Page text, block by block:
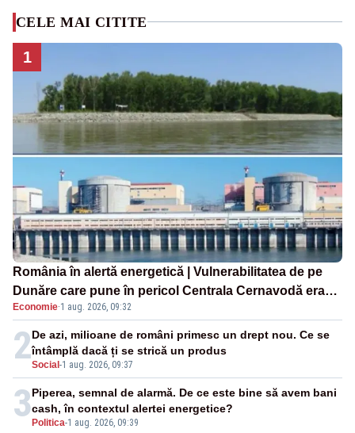
CELE MAI CITITE
1
România în alertă energetică | Vulnerabilitatea de pe
Dunăre care pune în pericol Centrala Cernavodă era
cunoscută de pe vremea lui Ceaușescu
Economie·1 aug. 2026, 09:32
2Social -1 aug. 2026, 09:37
De azi, milioane de români primesc un drept nou. Ce se
întâmplă dacă ți se strică un produs
3 Politica-1 aug. 2026, 09:39
Piperea, semnal de alarmă. De ce este bine să avem bani
cash, în contextul alertei energetice?